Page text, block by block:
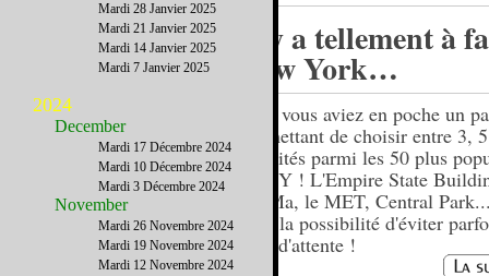
Il y a tellement à
New York…
Et si vous aviez en poche un
permettant de choisir entre 3,
activités parmi les 50 plus
de NY ! L'Empire State
MoMa, le MET, Central
avec la possibilité d'éviter
files d'attente !
Mardi 28 Janvier 2025
Mardi 21 Janvier 2025
Mardi 14 Janvier 2025
Mardi 7 Janvier 2025
2024
December
Mardi 17 Décembre 2024
Mardi 10 Décembre 2024
Mardi 3 Décembre 2024
November
Mardi 26 Novembre 2024
Mardi 19 Novembre 2024
Mardi 12 Novembre 2024